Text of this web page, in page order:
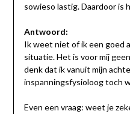
sowieso lastig. Daardoor is
Antwoord:
Ik weet niet of ik een goed
situatie. Het is voor mij
denk dat ik vanuit mijn
inspanningsfysioloog toch
Even een vraag: weet je